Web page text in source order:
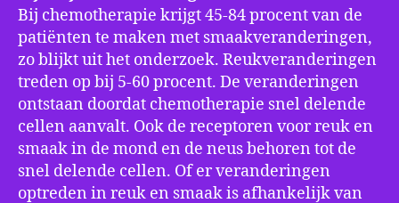
Bij chemotherapie krijgt 45-84 procent van de
patiënten te maken met smaakveranderingen,
zo blijkt uit het onderzoek. Reukveranderingen
treden op bij 5-60 procent. De veranderingen
ontstaan doordat chemotherapie snel delende
cellen aanvalt. Ook de receptoren voor reuk en
smaak in de mond en de neus behoren tot de
snel delende cellen. Of er veranderingen
optreden in reuk en smaak is afhankelijk van